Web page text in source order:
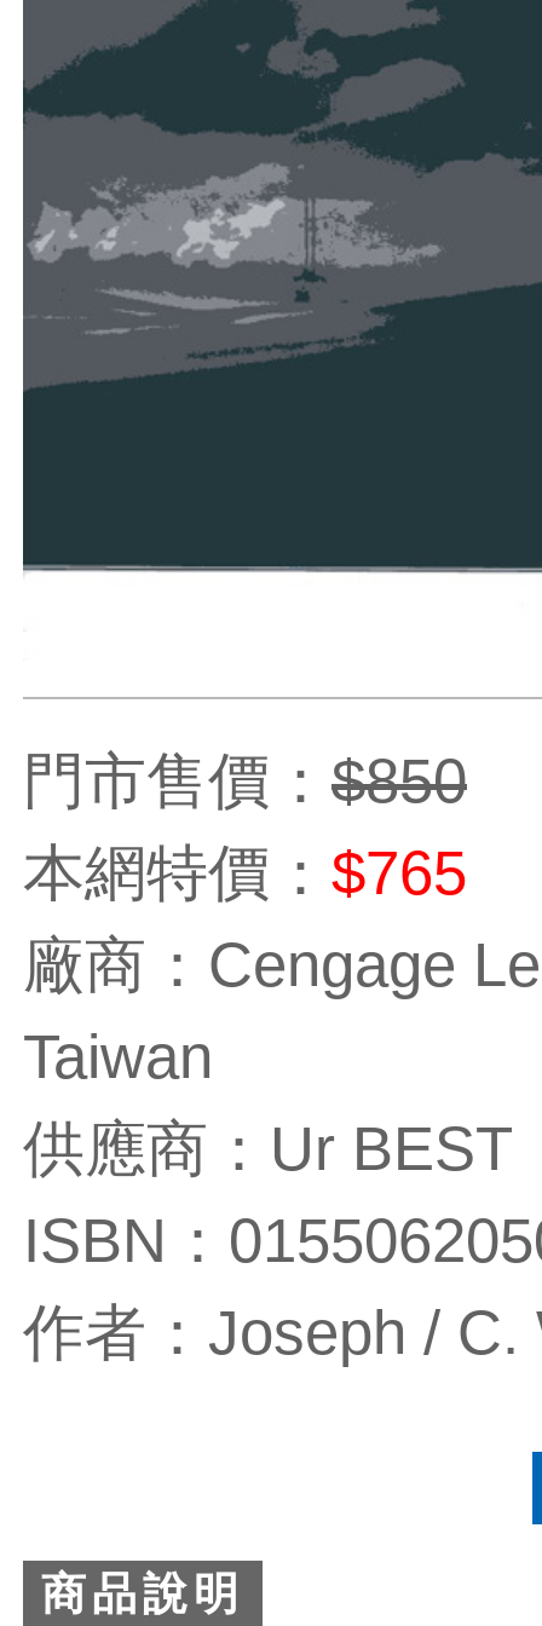
門市售價： $850
本網特價： $765
廠商：Cengage
Taiwan
供應商：Ur BEST
ISBN：
作者：Joseph / C.
商品說明